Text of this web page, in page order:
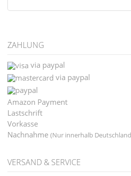
ZAHLUNG
via paypal
via paypal
Amazon Payment
Lastschrift
Vorkasse
Nachnahme (Nur innerhalb
VERSAND & SERVICE